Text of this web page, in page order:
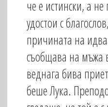
че е истински, а
удостои с
причината на
съобщава на мъжа
веднага бива
беше Лука.